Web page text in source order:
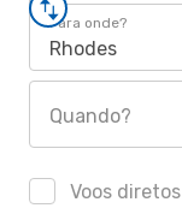
Para onde?
Rhodes
Quando?
Voos diretos